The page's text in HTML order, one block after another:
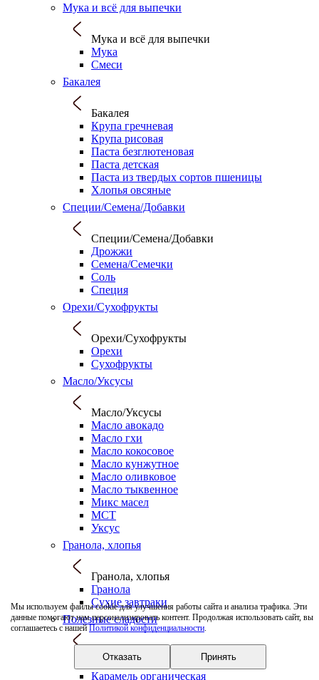
Мы используем файлы cookie для улучшения работы сайта и анализа трафика. Эти
данные помогают нам персонализировать контент. Продолжая использовать сайт, вы
соглашаетесь с нашей Политикой конфиденциальности.
Отказать Принять
Мука и всё для выпечки
Мука и всё для выпечки
Мука
Смеси
Бакалея
Бакалея
Крупа гречневая
Крупа рисовая
Паста безглютеновая
Паста детская
Паста из твердых сортов пшеницы
Хлопья овсяные
Специи/Семена/Добавки
Специи/Семена/Добавки
Дрожжи
Семена/Семечки
Соль
Специя
Орехи/Сухофрукты
Орехи/Сухофрукты
Орехи
Сухофрукты
Масло/Уксусы
Масло/Уксусы
Масло авокадо
Масло гхи
Масло кокосовое
Масло кунжутное
Масло оливковое
Масло тыквенное
Микс масел
МСТ
Уксус
Гранола, хлопья
Гранола, хлопья
Гранола
Сухие завтраки
Полезные сладости
Полезные сладости
Зефир
Карамель органическая